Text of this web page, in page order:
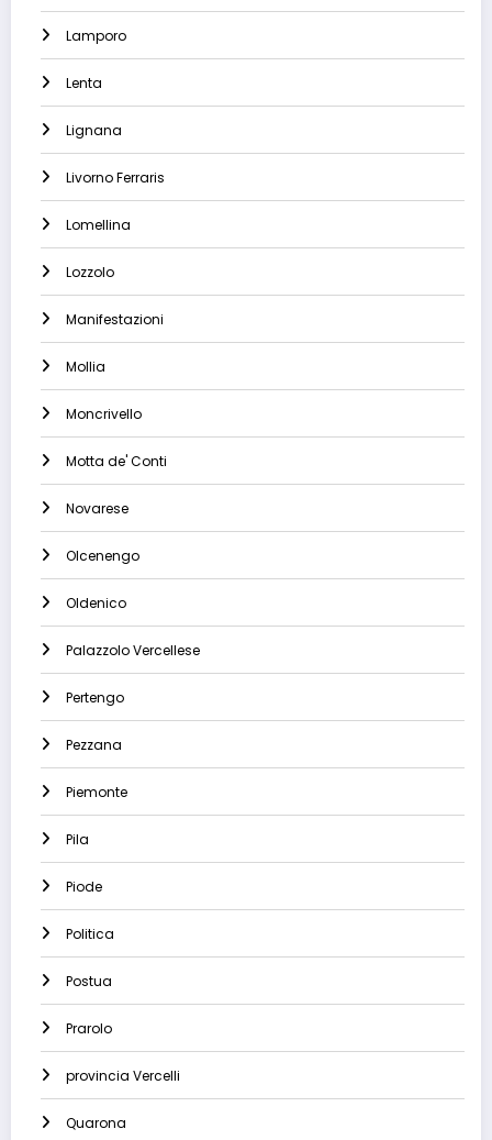
Lamporo
Lenta
Lignana
Livorno Ferraris
Lomellina
Lozzolo
Manifestazioni
Mollia
Moncrivello
Motta de' Conti
Novarese
Olcenengo
Oldenico
Palazzolo Vercellese
Pertengo
Pezzana
Piemonte
Pila
Piode
Politica
Postua
Prarolo
provincia Vercelli
Quarona